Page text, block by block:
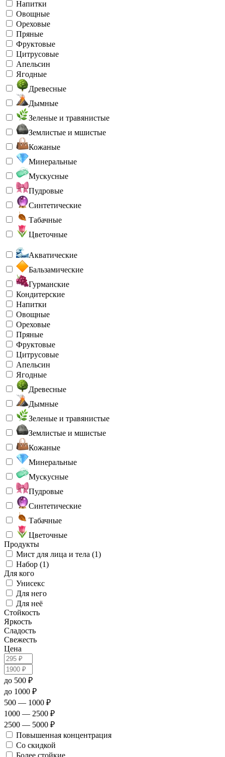
Напитки
Овощные
Ореховые
Пряные
Фруктовые
Цитрусовые
Апельсин
Ягодные
Древесные
Дымные
Зеленые и травянистые
Землистые и мшистые
Кожаные
Минеральные
Мускусные
Пудровые
Синтетические
Табачные
Цветочные
Акватические
Бальзамические
Гурманские
Кондитерские
Напитки
Овощные
Ореховые
Пряные
Фруктовые
Цитрусовые
Апельсин
Ягодные
Древесные
Дымные
Зеленые и травянистые
Землистые и мшистые
Кожаные
Минеральные
Мускусные
Пудровые
Синтетические
Табачные
Цветочные
Продукты
Мист для лица и тела (1)
Набор (1)
Для кого
Унисекс
Для него
Для неё
Стойкость
Яркость
Сладость
Свежесть
Цена
до 500 ₽
до 1000 ₽
500 — 1000 ₽
1000 — 2500 ₽
2500 — 5000 ₽
Повышенная концентрация
Со скидкой
Более стойкие